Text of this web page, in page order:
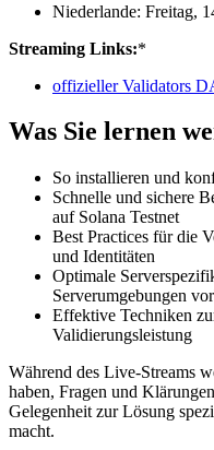
Niederlande: Freitag,
Streaming Links:*
offizieller Validators
Was Sie lernen
So installieren und
Schnelle und sichere
auf Solana Testnet
Best Practices für die
und Identitäten
Optimale
Serverumgebungen
Effektive Techniken
Validierungsleistung
Während des Live-Streams
haben, Fragen und
Gelegenheit zur Lösung
macht.